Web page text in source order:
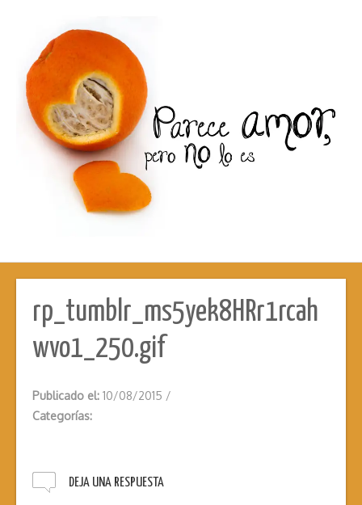
rp_tumblr_ms5yek8HRr1rcah
wvo1_250.gif
Publicado el: 10/08/2015 /
Categorías:
DEJA UNA RESPUESTA